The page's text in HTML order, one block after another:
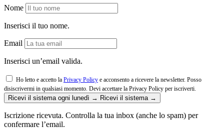
Nome
Inserisci il tuo nome.
Email
Inserisci un’email valida.
Ho letto e accetto la Privacy Policy e acconsento a ricevere la newsletter. Posso
disiscrivermi in qualsiasi momento. Devi accettare la Privacy Policy per iscriverti.
Ricevi il sistema ogni lunedì → Ricevi il sistema →
Iscrizione ricevuta. Controlla la tua inbox (anche lo spam) per
confermare l’email.